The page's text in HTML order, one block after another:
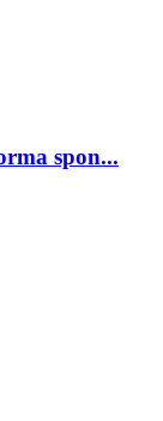
spon...